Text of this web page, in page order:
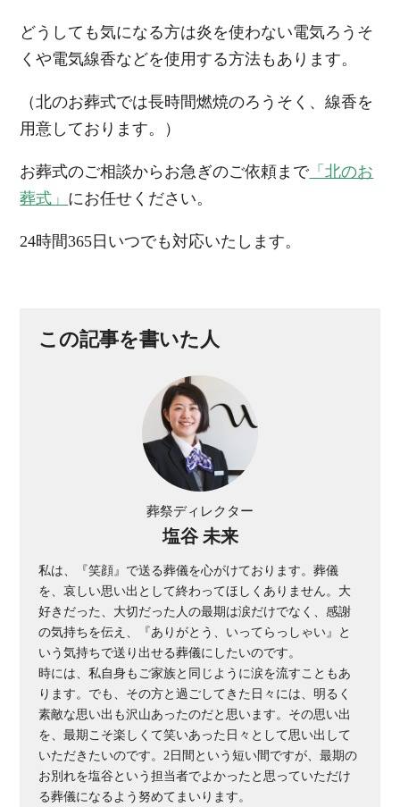
どうしても気になる方は炎を使わない電気ろうそ
くや電気線香などを使用する方法もあります。
（北のお葬式では長時間燃焼のろうそく、線香を
用意しております。）
お葬式のご相談からお急ぎのご依頼まで「北のお
葬式」 にお任せください。
24時間365日いつでも対応いたします。
この記事を書いた人
葬祭ディレクター
塩谷 未来
私は、『笑顔』で送る葬儀を心がけております。葬儀
を、哀しい思い出として終わってほしくありません。大
好きだった、大切だった人の最期は涙だけでなく、感謝
の気持ちを伝え、『ありがとう、いってらっしゃい』と
いう気持ちで送り出せる葬儀にしたいのです。
時には、私自身もご家族と同じように涙を流すこともあ
ります。でも、その方と過ごしてきた日々には、明るく
素敵な思い出も沢山あったのだと思います。その思い出
を、最期こそ楽しくて笑いあった日々として思い出して
いただきたいのです。2日間という短い間ですが、最期の
お別れを塩谷という担当者でよかったと思っていただけ
る葬儀になるよう努めてまいります。